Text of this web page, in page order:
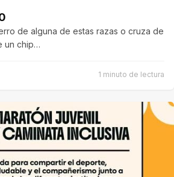
de alguna de estas razas o cruza de
un chip…
1 minuto de lectura